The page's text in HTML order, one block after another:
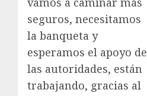
seguros, necesitamos
la banqueta y
esperamos el apoyo de
las autoridades, están
trabajando, gracias al